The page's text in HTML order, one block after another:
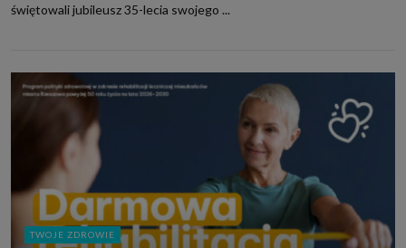
świętowali jubileusz 35-lecia swojego ...
TWOJE ZDROWIE